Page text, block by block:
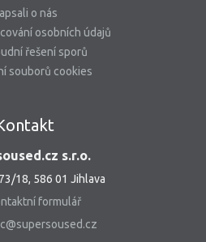
o nás
osobních údajů
řešení sporů
souborů cookies
s.r.o.
18, 586 01 Jihlava
formulář